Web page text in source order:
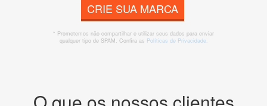
CRIE SUA MARCA
* Prometemos não compartilhar e utilizar seus dados para enviar
qualquer tipo de SPAM. Confira as Políticas de Privacidade.